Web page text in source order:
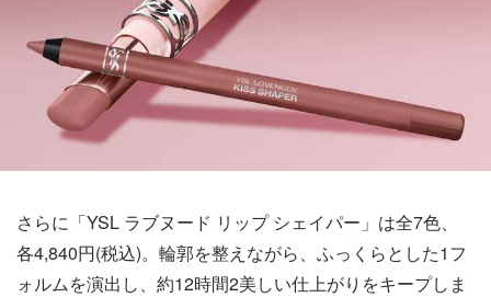
さらに「YSL ラブヌード リップ シェイパー」は全7色、
各4,840円(税込)。輪郭を整えながら、ふっくらとした1フ
ォルムを演出し、約12時間2美しい仕上がりをキープしま